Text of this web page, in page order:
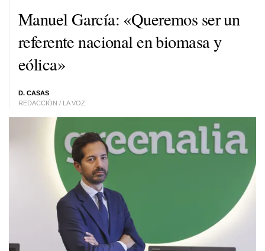
Manuel García: «Queremos ser un
referente nacional en biomasa y
eólica»
D. CASAS
REDACCIÓN / LA VOZ